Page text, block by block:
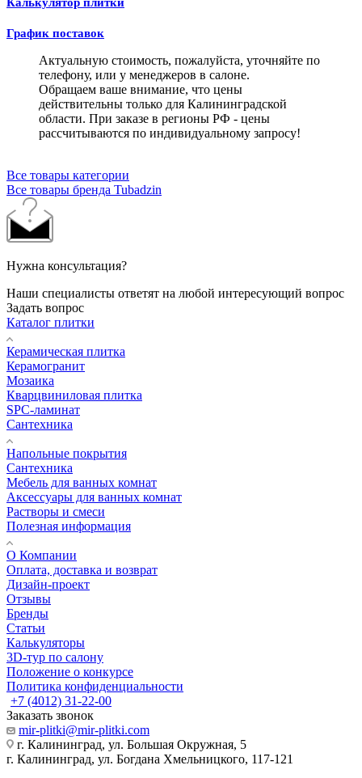
График поставок
Актуальную стоимость, пожалуйста, уточняйте по
телефону, или у менеджеров в салоне.
Обращаем ваше внимание, что цены
действительны только для Калининградской
области. При заказе в регионы РФ - цены
рассчитываются по индивидуальному запросу!
Все товары категории
Все товары бренда Tubadzin
Нужна консультация?
Наши специалисты ответят на любой интересующий вопрос
Задать вопрос
Каталог плитки
Керамическая плитка
Керамогранит
Мозаика
Кварцвиниловая плитка
SPC-ламинат
Сантехника
Напольные покрытия
Сантехника
Мебель для ванных комнат
Аксессуары для ванных комнат
Растворы и смеси
Полезная информация
О Компании
Оплата, доставка и возврат
Дизайн-проект
Отзывы
Бренды
Статьи
Калькуляторы
3D-тур по салону
Положение о конкурсе
Политика конфиденциальности
+7 (4012) 31-22-00
Заказать звонок
mir-plitki@mir-plitki.com
г. Калининград, ул. Большая Окружная, 5
г. Калининград, ул. Богдана Хмельницкого, 117-121